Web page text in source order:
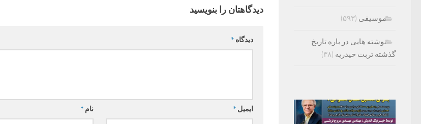
دیدگاهتان را بنویسید
دیدگاه *
نام* ایمیل *
موسیقی (۵۹۳)
نوشته هایی در باره تاریخ
گذشته تربت حیدریه (۳۸)